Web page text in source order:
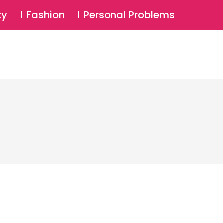
Login ⚲
Fashion Personal Problems